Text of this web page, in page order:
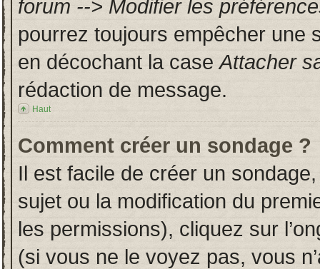
forum --> Modifier les
pourrez toujours empêcher une
en décochant la caseAttacher
rédaction de message.
Haut
Comment créer un sondage ?
Il est facile de créer un
sujet ou la modification du
les permissions), cliquez sur
(si vous ne le voyez pas, vous